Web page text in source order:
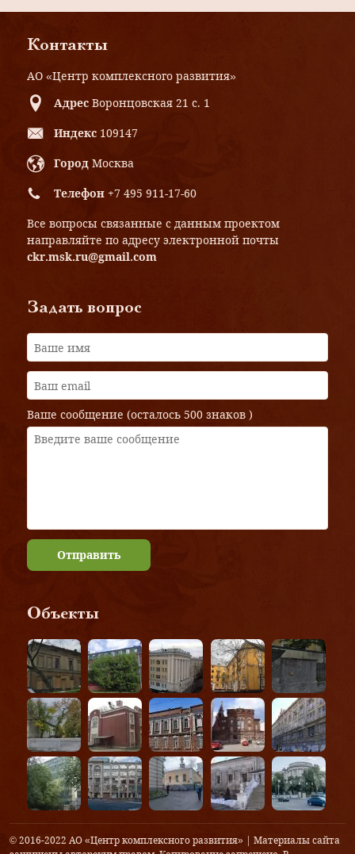
Контакты
АО «Центр комплексного развития»
Адрес Воронцовская 21 с. 1
Индекс 109147
Город Москва
Телефон +7 495 911-17-60
Все вопросы связанные с данным проектом
направляйте по адресу электронной почты
ckr.msk.ru@gmail.com
Задать вопрос
Ваше сообщение (осталось 500 знаков )
Отправить
Объекты
© 2016-2022 АО «Центр комплексного развития» | Материалы сайта